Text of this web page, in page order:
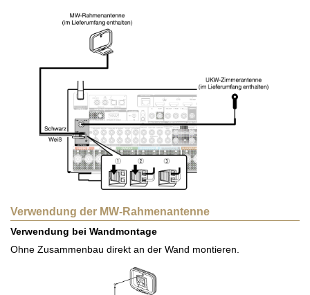
Verwendung der MW-Rahmenantenne
Verwendung bei Wandmontage
Ohne Zusammenbau direkt an der Wand montieren.